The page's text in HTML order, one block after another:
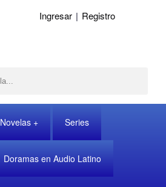
Ingresar | Registro
Novelas Series
Doramas en Audio Latino